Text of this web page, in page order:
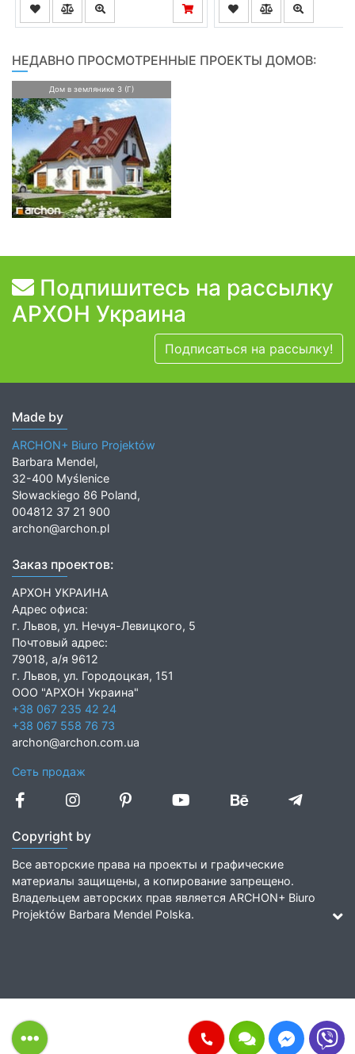
НЕДАВНО ПРОСМОТРЕННЫЕ ПРОЕКТЫ ДОМОВ:
Дом в землянике 3 (Г)
Подпишитесь на рассылку
АРХОН Украина
Подписаться на рассылку!
Made by
ARCHON+ Biuro Projektów
Barbara Mendel,
32-400 Myślenice
Słowackiego 86 Poland,
004812 37 21 900
archon@archon.pl
Заказ проектов:
АРХОН УКРАИНА
Адрес офиса:
г. Львов, ул. Нечуя-Левицкого, 5
Почтовый адрес:
79018, а/я 9612
г. Львов, ул. Городоцкая, 151
ООО "АРХОН Украина"
+38 067 235 42 24
+38 067 558 76 73
archon@archon.com.ua
Сеть продаж
Copyright by
Все авторские права на проекты и графические
материалы защищены, а копирование запрещено.
Владельцем авторских прав является ARCHON+ Biuro
Projektów Barbara Mendel Polska.